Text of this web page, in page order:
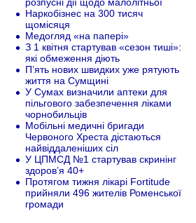
Наркобізнес на 300 тисяч
щомісяця
Медогляд «на папері»
З 1 квітня стартував «сезон тиші»:
які обмеження діють
П’ять нових швидких уже рятують
життя на Сумщині
У Сумах визначили аптеки для
пільгового забезпечення ліками
чорнобильців
Мобільні медичні бригади
Червоного Хреста дістаються
найвіддаленіших сіл
У ЦПМСД №1 стартував скринінг
здоров’я 40+
Протягом тижня лікарі Fortitude
прийняли 496 жителів Роменської
громади